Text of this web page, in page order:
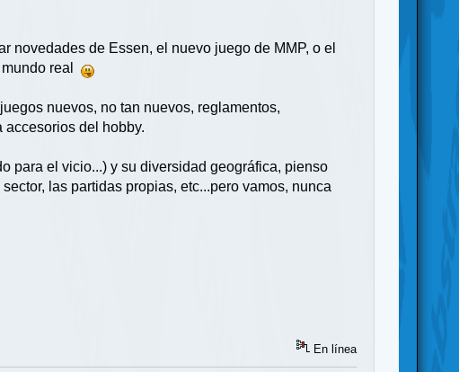
novedades de Essen, el nuevo juego de MMP, o el
mundo real
nuevos, no tan nuevos, reglamentos,
accesorios del hobby.
para el vicio...) y su diversidad geográfica, pienso
las partidas propias, etc...pero vamos, nunca
En línea